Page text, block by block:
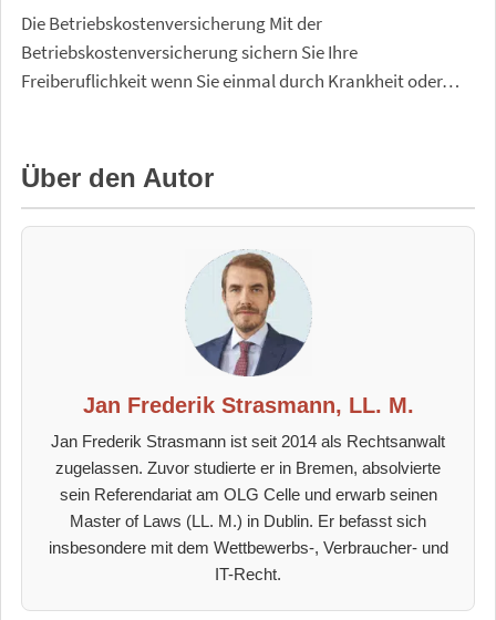
Die Betriebskostenversicherung Mit der
Betriebskostenversicherung sichern Sie Ihre
Freiberuflichkeit wenn Sie einmal durch Krankheit oder…
Über den Autor
Jan Frederik Strasmann, LL. M.
Jan Frederik Strasmann ist seit 2014 als Rechtsanwalt
zugelassen. Zuvor studierte er in Bremen, absolvierte
sein Referendariat am OLG Celle und erwarb seinen
Master of Laws (LL. M.) in Dublin. Er befasst sich
insbesondere mit dem Wettbewerbs-, Verbraucher- und
IT-Recht.